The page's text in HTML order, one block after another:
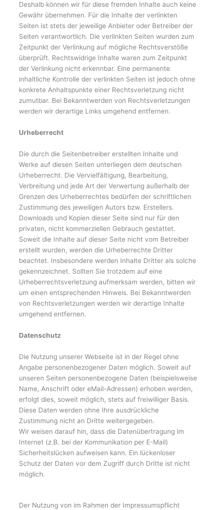
Deshalb können wir für diese fremden Inhalte auch keine
Gewähr übernehmen. Für die Inhalte der verlinkten
Seiten ist stets der jeweilige Anbieter oder Betreiber der
Seiten verantwortlich. Die verlinkten Seiten wurden zum
Zeitpunkt der Verlinkung auf mögliche Rechtsverstöße
überprüft. Rechtswidrige Inhalte waren zum Zeitpunkt
der Verlinkung nicht erkennbar. Eine permanente
inhaltliche Kontrolle der verlinkten Seiten ist jedoch ohne
konkrete Anhaltspunkte einer Rechtsverletzung nicht
zumutbar. Bei Bekanntwerden von Rechtsverletzungen
werden wir derartige Links umgehend entfernen.
Urheberrecht
Die durch die Seitenbetreiber erstellten Inhalte und
Werke auf diesen Seiten unterliegen dem deutschen
Urheberrecht. Die Vervielfältigung, Bearbeitung,
Verbreitung und jede Art der Verwertung außerhalb der
Grenzen des Urheberrechtes bedürfen der schriftlichen
Zustimmung des jeweiligen Autors bzw. Erstellers.
Downloads und Kopien dieser Seite sind nur für den
privaten, nicht kommerziellen Gebrauch gestattet.
Soweit die Inhalte auf dieser Seite nicht vom Betreiber
erstellt wurden, werden die Urheberrechte Dritter
beachtet. Insbesondere werden Inhalte Dritter als solche
gekennzeichnet. Sollten Sie trotzdem auf eine
Urheberrechtsverletzung aufmerksam werden, bitten wir
um einen entsprechenden Hinweis. Bei Bekanntwerden
von Rechtsverletzungen werden wir derartige Inhalte
umgehend entfernen.
Datenschutz
Die Nutzung unserer Webseite ist in der Regel ohne
Angabe personenbezogener Daten möglich. Soweit auf
unseren Seiten personenbezogene Daten (beispielsweise
Name, Anschrift oder eMail-Adressen) erhoben werden,
erfolgt dies, soweit möglich, stets auf freiwilliger Basis.
Diese Daten werden ohne Ihre ausdrückliche
Zustimmung nicht an Dritte weitergegeben.
Wir weisen darauf hin, dass die Datenübertragung im
Internet (z.B. bei der Kommunikation per E-Mail)
Sicherheitslücken aufweisen kann. Ein lückenloser
Schutz der Daten vor dem Zugriff durch Dritte ist nicht
möglich.
Der Nutzung von im Rahmen der Impressumspflicht